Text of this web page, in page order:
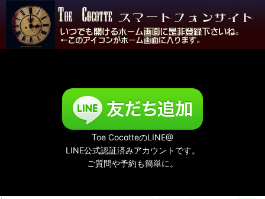
Toe CocotteのLINE@
LINE公式認証済みアカウントです。
ご質問や予約も簡単に。